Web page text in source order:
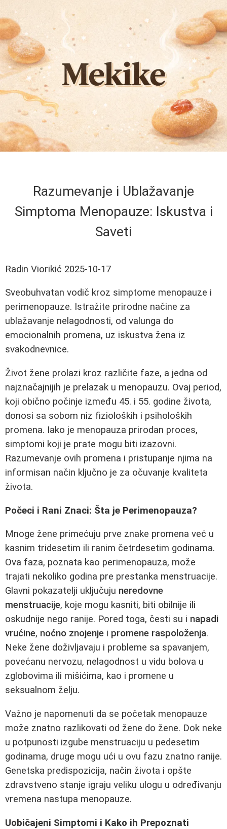
Razumevanje i Ublažavanje
Simptoma Menopauze: Iskustva i
Saveti
Radin Viorikić 2025-10-17
Sveobuhvatan vodič kroz simptome menopauze i
perimenopauze. Istražite prirodne načine za
ublažavanje nelagodnosti, od valunga do
emocionalnih promena, uz iskustva žena iz
svakodnevnice.
Život žene prolazi kroz različite faze, a jedna od
najznačajnijih je prelazak u menopauzu. Ovaj period,
koji obično počinje između 45. i 55. godine života,
donosi sa sobom niz fizioloških i psiholoških
promena. Iako je menopauza prirodan proces,
simptomi koji je prate mogu biti izazovni.
Razumevanje ovih promena i pristupanje njima na
informisan način ključno je za očuvanje kvaliteta
života.
Počeci i Rani Znaci: Šta je Perimenopauza?
Mnoge žene primećuju prve znake promena već u
kasnim tridesetim ili ranim četrdesetim godinama.
Ova faza, poznata kao perimenopauza, može
trajati nekoliko godina pre prestanka menstruacije.
Glavni pokazatelji uključuju neredovne
menstruacije, koje mogu kasniti, biti obilnije ili
oskudnije nego ranije. Pored toga, česti su i napadi
vrućine, noćno znojenje i promene raspoloženja.
Neke žene doživljavaju i probleme sa spavanjem,
povećanu nervozu, nelagodnost u vidu bolova u
zglobovima ili mišićima, kao i promene u
seksualnom želju.
Važno je napomenuti da se početak menopauze
može znatno razlikovati od žene do žene. Dok neke
u potpunosti izgube menstruaciju u pedesetim
godinama, druge mogu ući u ovu fazu znatno ranije.
Genetska predispozicija, način života i opšte
zdravstveno stanje igraju veliku ulogu u određivanju
vremena nastupa menopauze.
Uobičajeni Simptomi i Kako ih Prepoznati